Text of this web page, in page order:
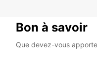
Bon à savoir
Que devez-vous